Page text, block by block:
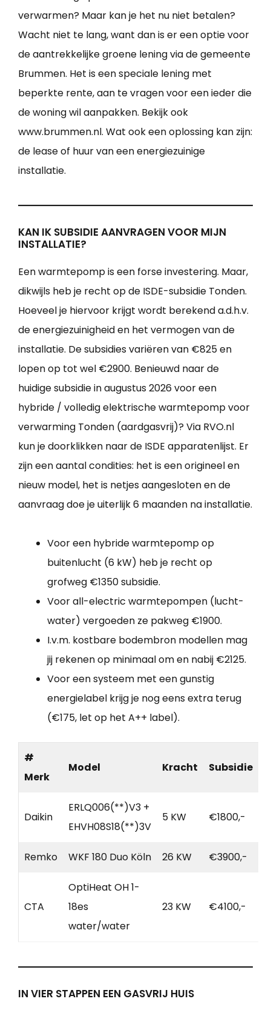
verwarmen? Maar kan je het nu niet betalen?
Wacht niet te lang, want dan is er een optie voor
de aantrekkelijke groene lening via de gemeente
Brummen. Het is een speciale lening met
beperkte rente, aan te vragen voor een ieder die
de woning wil aanpakken. Bekijk ook
www.brummen.nl. Wat ook een oplossing kan zijn:
de lease of huur van een energiezuinige
installatie.
KAN IK SUBSIDIE AANVRAGEN VOOR MIJN
INSTALLATIE?
Een warmtepomp is een forse investering. Maar,
dikwijls heb je recht op de ISDE-subsidie Tonden.
Hoeveel je hiervoor krijgt wordt berekend a.d.h.v.
de energiezuinigheid en het vermogen van de
installatie. De subsidies variëren van €825 en
lopen op tot wel €2900. Benieuwd naar de
huidige subsidie in augustus 2026 voor een
hybride / volledig elektrische warmtepomp voor
verwarming Tonden (aardgasvrij)? Via RVO.nl
kun je doorklikken naar de ISDE apparatenlijst. Er
zijn een aantal condities: het is een origineel en
nieuw model, het is netjes aangesloten en de
aanvraag doe je uiterlijk 6 maanden na installatie.
Voor een hybride warmtepomp op
buitenlucht (6 kW) heb je recht op
grofweg €1350 subsidie.
Voor all-electric warmtepompen (lucht-
water) vergoeden ze pakweg €1900.
I.v.m. kostbare bodembron modellen mag
jij rekenen op minimaal om en nabij €2125.
Voor een systeem met een gunstig
energielabel krijg je nog eens extra terug
(€175, let op het A++ label).
#
Merk
Model Kracht Subsidie
Daikin
ERLQ006(**)V3 +
EHVH08S18(**)3V
5 KW €1800,-
Remko WKF 180 Duo Köln 26 KW €3900,-
CTA
OptiHeat OH 1-
18es
water/water
23 KW €4100,-
IN VIER STAPPEN EEN GASVRIJ HUIS